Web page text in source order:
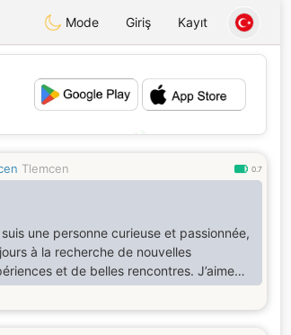
Mode Giriş Kayıt
Tlemcen 0.7
suis une personne curieuse et passionnée,
à la recherche de nouvelles
et de belles rencontres. J’aime
des moments simples, que ce soit
d’un bon repas, d’une balade en nature